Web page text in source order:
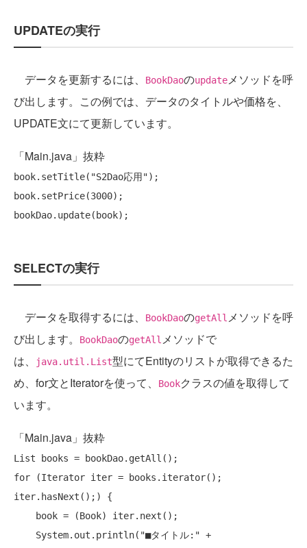
UPDATEの実行
データを更新するには、 BookDaoのupdateメソッドを呼
び出します。この例では、データのタイトルや価格を、
UPDATE文にて更新しています。
「Main.java」抜粋
book.setTitle( "S2Dao応用");
book.setPrice(3000);
SELECTの実行
データを取得するには、 BookDaoのgetAllメソッドを呼
び出します。
BookDaoのgetAllメソッドで
は、
java.util.List型にてEntityのリストが取得できるた
め、for文とIteratorを使って、
Bookクラスの値を取得して
います。
「Main.java」抜粋
for (Iterator iter = books.iterator();
iter.hasNext();) {
    System.out.println(
"■タイトル:" +